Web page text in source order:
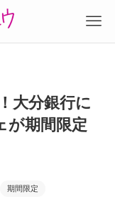
大分銀行に
が期間限定
期間限定